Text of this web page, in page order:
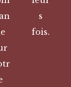
s
fois.